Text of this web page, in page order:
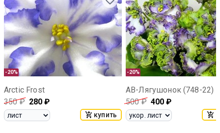
-20%
Arctic Frost
350₽ 280 ₽
купить
-20%
АВ-Лягушонок (748-22)
500₽ 400 ₽